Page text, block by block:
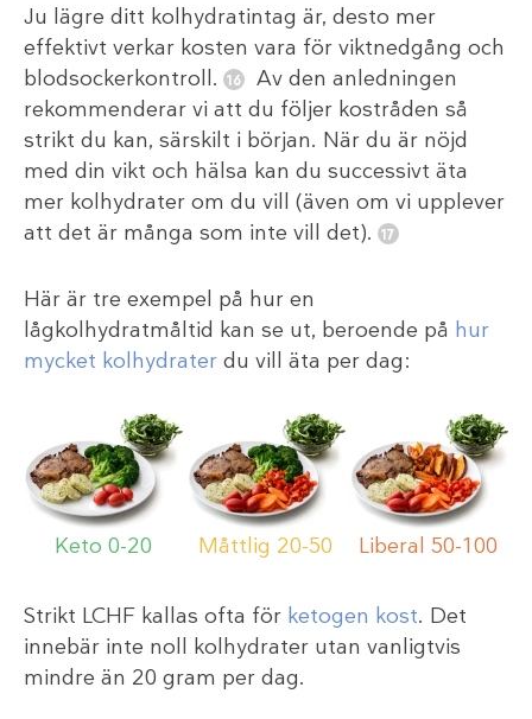
Ju lägre ditt kolhydratintag är, desto mer
effektivt verkar kosten vara för viktnedgång och
blodsockerkontroll.
Av den anledningen
rekommenderar vi att du följer kostråden så
strikt du kan, särskilt i början. När du är nöjd
med din vikt och hälsa kan du successivt äta
mer kolhydrater om du vill (även om vi upplever
att det är många som inte vill det).
Här är tre exempel på hur en
lågkolhydratmåltid kan se ut, beroende på hur
mycket kolhydrater du vill äta per dag:
Keto 0-20 Måttlig 20-50 Liberal 50-100
Strikt LCHF kallas ofta för ketogen kost. Det
innebär inte noll kolhydrater utan vanligtvis
mindre än 20 gram per dag.